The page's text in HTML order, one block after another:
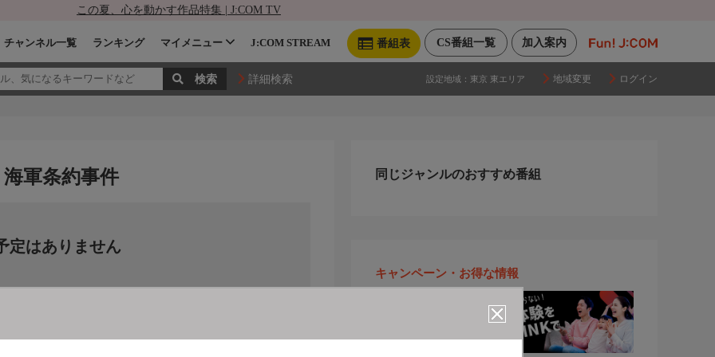
この夏、心を動かす作品特集 | J:COM TV
加入案内
CS番組一覧
番組表
チャンネル一覧 ランキング マイメニュー J:COM STREAM
詳細検索 設定地域： 東京 東エリア 地域変更 ログイン
軍条約事件
定はありません
同じジャンルのおすすめ番組
キャンペーン・お得な情報